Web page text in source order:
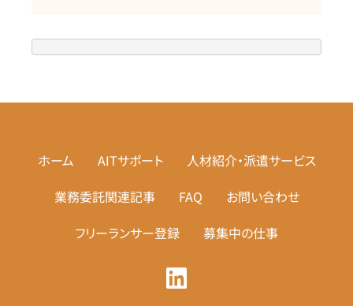
ホーム AITサポート
人材紹介・派遣サービス
業務委託関連記事
FAQ
お問い合わせ
フリーランサー登録
募集中の仕事